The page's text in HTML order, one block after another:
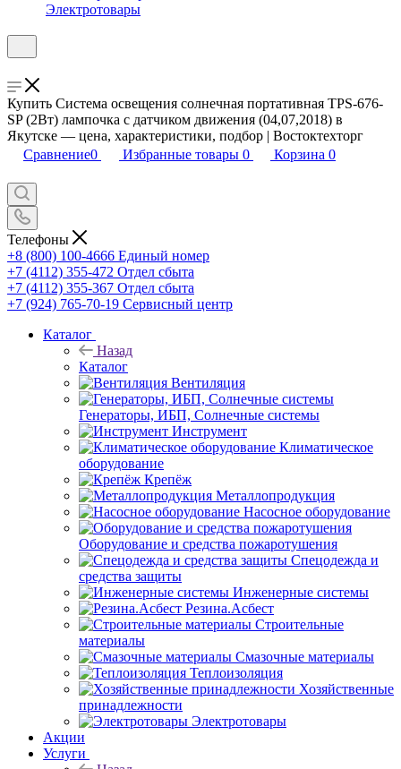
Электротовары
Купить Система освещения солнечная портативная TPS-676-
SP (2Вт) лампочка с датчиком движения (04,07,2018) в
Якутске — цена, характеристики, подбор | Востоктехторг
Сравнение0 Избранные товары 0 Корзина 0
Телефоны
+8 (800) 100-4666 Единый номер
+7 (4112) 355-472 Отдел сбыта
+7 (4112) 355-367 Отдел сбыта
+7 (924) 765-70-19 Сервисный центр
Каталог
Назад
Каталог
Вентиляция
Генераторы, ИБП, Солнечные системы
Инструмент
Климатическое
оборудование
Крепёж
Металлопродукция
Насосное оборудование
Оборудование и средства пожаротушения
Спецодежда и
средства защиты
Инженерные системы
Резина.Асбест
Строительные
материалы
Смазочные материалы
Теплоизоляция
Хозяйственные
принадлежности
Электротовары
Акции
Услуги